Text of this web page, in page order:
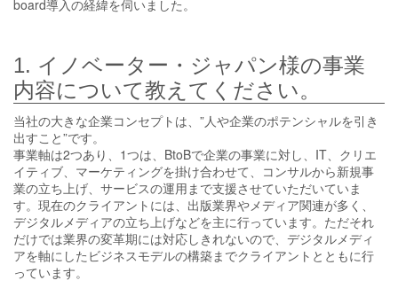
board導入の経緯を伺いました。
1. イノベーター・ジャパン様の事業
内容について教えてください。
当社の大きな企業コンセプトは、”人や企業のポテンシャルを引き
出すこと”です。
事業軸は2つあり、1つは、BtoBで企業の事業に対し、IT、クリエ
イティブ、マーケティングを掛け合わせて、コンサルから新規事
業の立ち上げ、サービスの運用まで支援させていただいていま
す。現在のクライアントには、出版業界やメディア関連が多く、
デジタルメディアの立ち上げなどを主に行っています。ただそれ
だけでは業界の変革期には対応しきれないので、デジタルメディ
アを軸にしたビジネスモデルの構築までクライアントとともに行
っています。